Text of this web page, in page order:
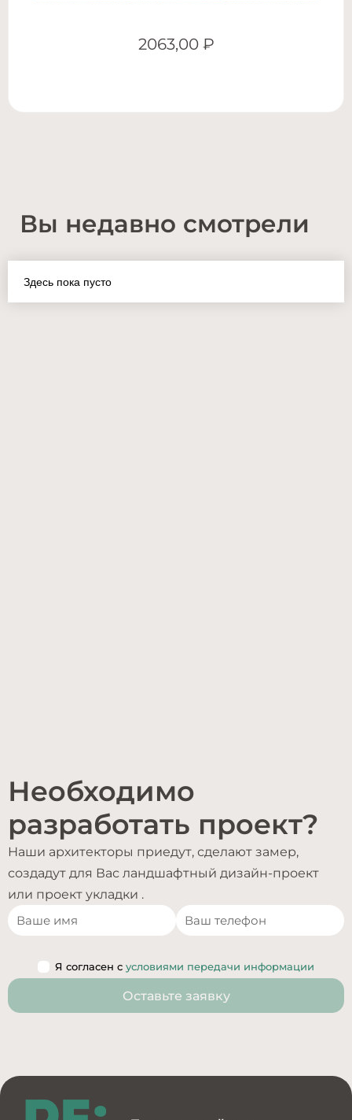
2063,00 ₽
Вы недавно смотрели
Здесь пока пусто
Необходимо
разработать проект?
Наши архитекторы приедут, сделают замер,
создадут для Вас ландшафтный дизайн-проект
или проект укладки .
Я согласен с условиями передачи информации
Оставьте заявку